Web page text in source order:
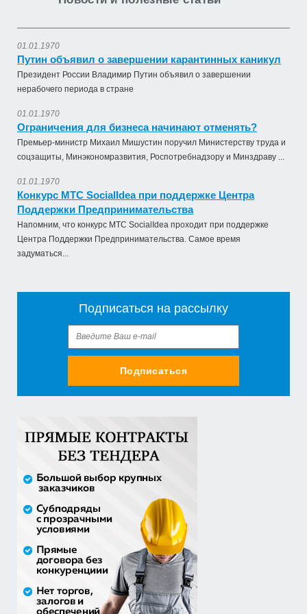
01.01.1970
Путин объявил о завершении карантинных каникул
Президент России Владимир Путин объявил о завершении
нерабочего периода в стране
01.01.1970
Ограничения для бизнеса начинают отменять?
Премьер-министр Михаил Мишустин поручил Министерству труда и
соцзащиты, Минэкономразвития, Роспотребнадзору и Минздраву ...
01.01.1970
Конкурс МТС SocialIdea при поддержке Центра
Поддержки Предпринимательства
Напомним, что конкурс МТС SocialIdea проходит при поддержке
Центра Поддержки Предпринимательства. Самое время
задуматься...
Подписаться на рассылку
Подписаться
Оказание услуги по ремонту и техническому
обслуживанию летат...
979 492,71 руб. - сумма сделки
50% аванс;
1 538 252,80 руб. - сумма сделки
Закупка путевок в санаторно-курортные организации
детям-сиро...
5 860 400,00 руб. - сумма сделки
30% аванс;
оздоровления детей из...
2 558 571,60 руб. - сумма сделки
20% аванс;
Закупка путевок в детские специализированные
(профильные) ла...
3 241 482,30 руб. - сумма сделки
приобретение жилого помещения (квартиры) в
муниципальную соб...
1 538 252,80 руб. - сумма сделки